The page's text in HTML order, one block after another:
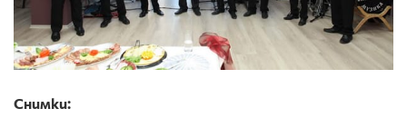
Снимки: